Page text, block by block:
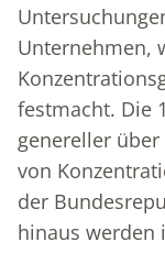
Unternehmen,
festmacht. Die
genereller
von
der
hinaus werden